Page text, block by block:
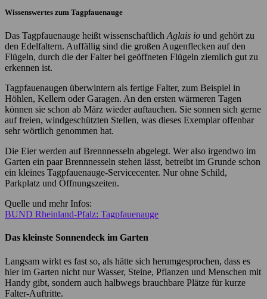
Wissenswertes zum Tagpfauenauge
Das Tagpfauenauge heißt wissenschaftlich Aglais io und gehört zu
den Edelfaltern. Auffällig sind die großen Augenflecken auf den
Flügeln, durch die der Falter bei geöffneten Flügeln ziemlich gut zu
erkennen ist.
Tagpfauenaugen überwintern als fertige Falter, zum Beispiel in
Höhlen, Kellern oder Garagen. An den ersten wärmeren Tagen
können sie schon ab März wieder auftauchen. Sie sonnen sich gerne
auf freien, windgeschützten Stellen, was dieses Exemplar offenbar
sehr wörtlich genommen hat.
Die Eier werden auf Brennnesseln abgelegt. Wer also irgendwo im
Garten ein paar Brennnesseln stehen lässt, betreibt im Grunde schon
ein kleines Tagpfauenauge-Servicecenter. Nur ohne Schild,
Parkplatz und Öffnungszeiten.
Quelle und mehr Infos:
BUND Rheinland-Pfalz: Tagpfauenauge
Das kleinste Sonnendeck im Garten
Langsam wirkt es fast so, als hätte sich herumgesprochen, dass es
hier im Garten nicht nur Wasser, Steine, Pflanzen und Menschen mit
Handy gibt, sondern auch halbwegs brauchbare Plätze für kurze
Falter-Auftritte.